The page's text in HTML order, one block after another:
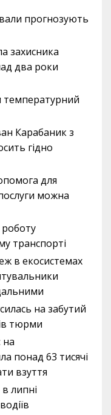
прогнозують
захисника
два роки
температурний
Карабаник з
гідно
для
можна
транспорті
в екосистемах
на забутий
тюрми
на
понад 63 тисячі
взуття
липні